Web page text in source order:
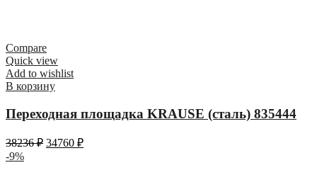
Compare
Quick view
Add to wishlist
В корзину
Переходная площадка KRAUSE (сталь) 835444
38236₽ 34760 ₽
-9%